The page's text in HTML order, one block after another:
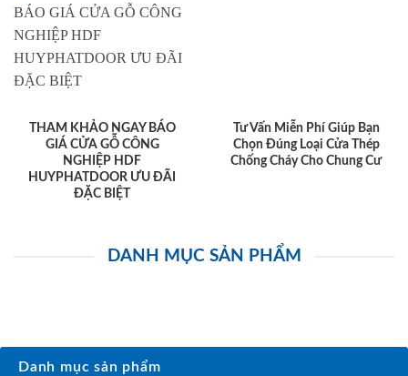
THAM KHẢO NGAY BÁO
GIÁ CỬA GỖ CÔNG
NGHIỆP HDF
HUYPHATDOOR ƯU ĐÃI
ĐẶC BIỆT
Tư Vấn Miễn Phí Giúp Bạn
Chọn Đúng Loại Cửa Thép
Chống Cháy Cho Chung Cư
DANH MỤC SẢN PHẨM
Danh mục sản phẩm